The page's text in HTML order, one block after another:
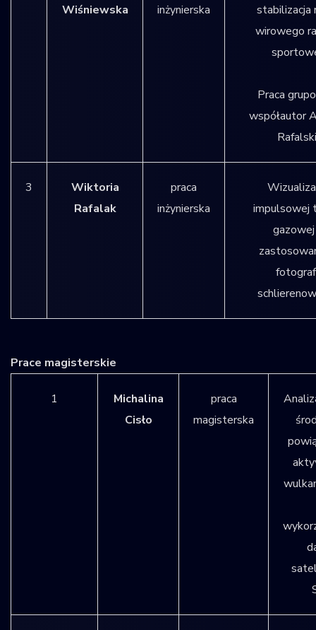
Wiśniewska
inżynierska
stabilizacja
wirowego
Praca
współautor
3
Wiktoria
Rafalak
praca
inżynierska
impulsowej
Prace magisterskie
1
Michalina
Cisło
praca
magisterska